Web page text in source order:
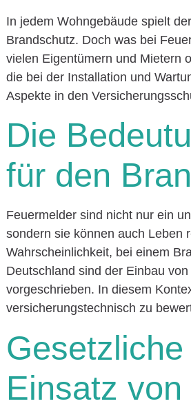
In jedem Wohngebäude spielt
Brandschutz. Doch was bei
vielen Eigentümern und Mietern
die bei der Installation und
Aspekte in den
Die
für den
Feuermelder sind nicht nur ein
sondern sie können auch Leben
Wahrscheinlichkeit, bei einem
Deutschland sind der Einbau
vorgeschrieben. In diesem
versicherungstechnisch zu
Einsatz